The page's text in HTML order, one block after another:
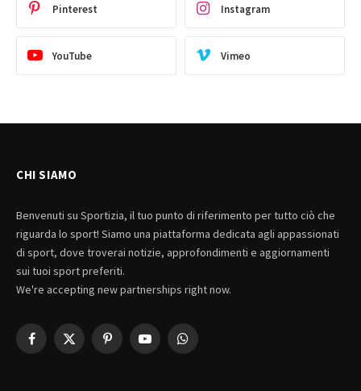
Pinterest Instagram
YouTube Vimeo
CHI SIAMO
Benvenuti su Sportizia, il tuo punto di riferimento per tutto ciò che
riguarda lo sport! Siamo una piattaforma dedicata agli appassionati
di sport, dove troverai notizie, approfondimenti e aggiornamenti
sui tuoi sport preferiti.
We're accepting new partnerships right now.
Facebook
X
PinterestYouTubeWhatsApp